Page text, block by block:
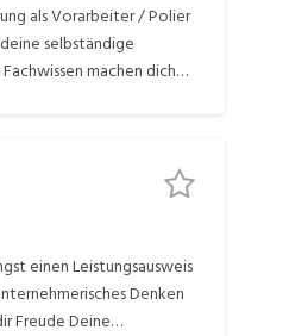
als Vorarbeiter / Polier
selbständige
machen dich
einen Leistungsausweis
Denken
Freude Deine